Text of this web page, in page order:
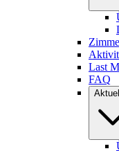
Last
FAQ